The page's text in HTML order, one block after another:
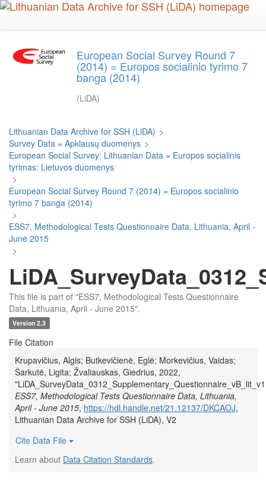
Skip
European Social Survey Round 7
(2014) = Europos socialinio tyrimo 7
banga (2014)
(LiDA)
Lithuanian Data Archive for SSH (LiDA) >
Survey Data = Apklausų duomenys >
European Social Survey: Lithuanian Data = Europos socialinis
tyrimas: Lietuvos duomenys
>
European Social Survey Round 7 (2014) = Europos socialinio
tyrimo 7 banga (2014)
>
ESS7, Methodological Tests Questionnaire Data, Lithuania, April -
June 2015
>
This file is part of "ESS7, Methodological Tests Questionnaire
Data, Lithuania, April - June 2015".
Version 2.3
File Citation
Krupavičius, Algis; Butkevičienė, Eglė; Morkevičius, Vaidas;
Šarkutė, Ligita; Žvaliauskas, Giedrius, 2022,
ESS7, Methodological Tests Questionnaire Data, Lithuania,
April - June 2015, https://hdl.handle.net/21.12137/DKCAOJ,
Lithuanian Data Archive for SSH (LiDA), V2
Cite Data File
Learn about Data Citation Standards.